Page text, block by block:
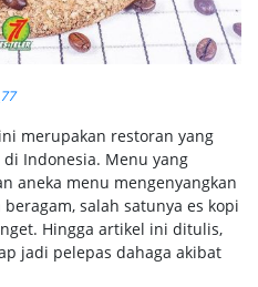
merupakan restoran yang
Indonesia. Menu yang
aneka menu mengenyangkan
salah satunya es kopi
Hingga artikel ini ditulis,
jadi pelepas dahaga akibat